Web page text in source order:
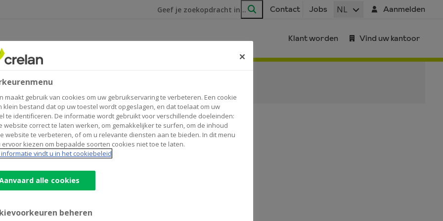
Ik ben op zoek naar
Zoeken
Contact Jobs NL Aanmelden
Klant worden Vind uw kantoor
maakt gebruik van cookies om uw gebruikservaring te verbeteren. Een cookie
klein bestand dat op uw toestel wordt opgeslagen, en dat toelaat om uw
te identificeren. De informatie wordt gebruikt voor verschillende doeleinden:
website correct te laten werken, om gemakkelijker te surfen, om de inhoud
website te verbeteren, of om u relevante diensten aan te bieden. In dit menu
ervoor kiezen om bepaalde soorten cookies niet toe te laten.
vindt u in het cookiebeleid
alle cookies
beheren